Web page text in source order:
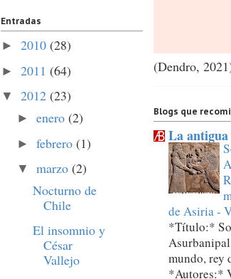
Entradas
► 2010 (28)
► 2011 (64)
▼ 2012 (23)
► enero (2)
► febrero (1)
▼ marzo (2)
Nocturno de
Chile
El insomnio y
César
Vallejo
(Dendro,
Blogs que
La
de Asiria -
*Título:*
mundo, rey
*Autores:*